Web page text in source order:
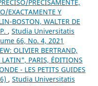
PRECISAMENTE,
EXACTAMENTE Y
BOSTON, WALTER DE
, Studia Universitatis
66, No. 4, 2021
OLIVIER BERTRAND,
PARIS, ÉDITIONS
- LES PETITS GUIDES
, Studia Universitatis